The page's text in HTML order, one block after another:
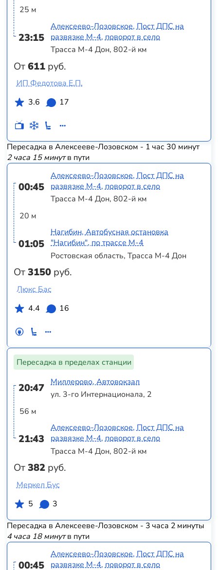
25 м
23:15
От611 руб.
Алексеево-Лозовское, Пост ДПС на
развязке М-4, поворот в село
Трасса М-4 Дон, 802-й км
ИП Федотова Е.П.
3.6
17
Пересадка в Алексееве-Лозовском - 1 час 30 минут
2 часа 15 минутв пути
00:45
20 м
01:05
От3150 руб.
Алексеево-Лозовское, Пост ДПС на
развязке М-4, поворот в село
Трасса М-4 Дон, 802-й км
Нагибин, Автобусная остановка
"Нагибин", по трассе М-4
Ростовская область, Трасса М-4 Дон
Люкс Бас
4.4
16
Пересадка в пределах станции
20:47
56 м
21:43
От382 руб.
Миллерово, Автовокзал
ул. 3-го Интернационала, 2
Алексеево-Лозовское, Пост ДПС на
развязке М-4, поворот в село
Трасса М-4 Дон, 802-й км
Меркел Бус
5
3
Пересадка в Алексееве-Лозовском - 3 часа 2 минуты
4 часа 18 минутв пути
00:45
Алексеево-Лозовское, Пост ДПС на
развязке М-4, поворот в село